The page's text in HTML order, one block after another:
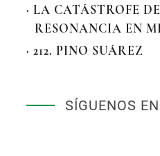
· LA CATÁSTROFE
RESONANCIA EN
· 212. PINO SUÁREZ
SÍGUENOS